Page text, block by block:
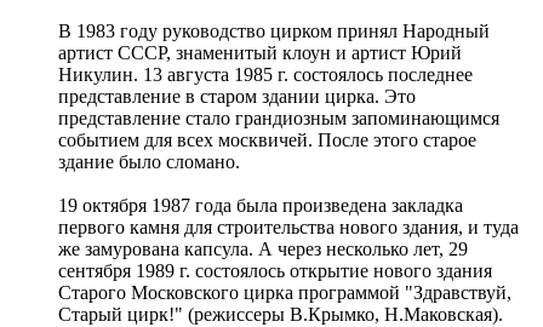
В 1983 году руководство цирком принял Народный
артист СССР, знаменитый клоун и артист Юрий
Никулин. 13 августа 1985 г. состоялось последнее
представление в старом здании цирка. Это
представление стало грандиозным запоминающимся
событием для всех москвичей. После этого старое
здание было сломано.
19 октября 1987 года была произведена закладка
первого камня для строительства нового здания, и туда
же замурована капсула. А через несколько лет, 29
сентября 1989 г. состоялось открытие нового здания
Старого Московского цирка программой "Здравствуй,
Старый цирк!" (режиссеры В.Крымко, Н.Маковская).